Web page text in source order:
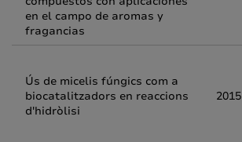
en el campo de aromas y
fragancias
Ús de micelis fúngics com a
biocatalitzadors en reaccions
d'hidròlisi
2015